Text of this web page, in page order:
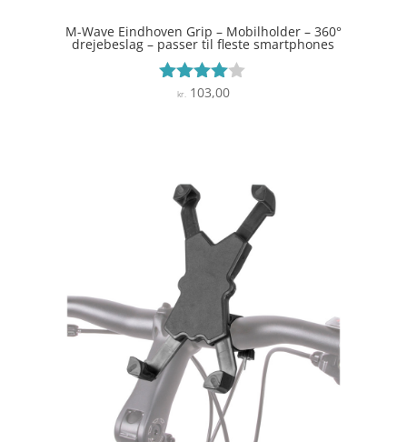
M-Wave Eindhoven Grip – Mobilholder – 360°
drejebeslag – passer til fleste smartphones
Vurderet
kr.103,00